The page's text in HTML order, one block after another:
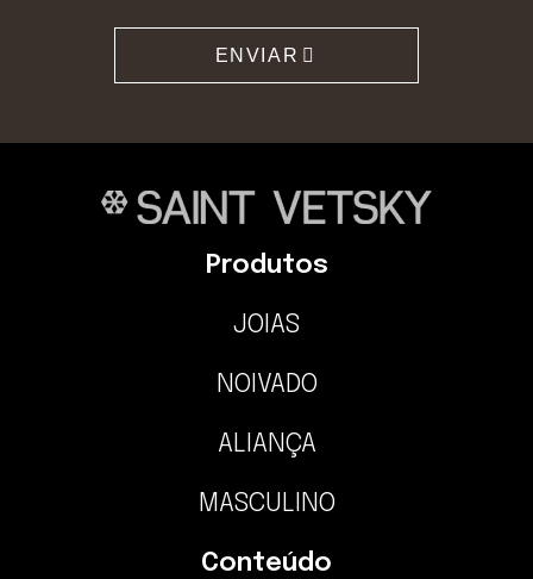
ENVIAR
Produtos
JOIAS
NOIVADO
ALIANÇA
MASCULINO
Conteúdo